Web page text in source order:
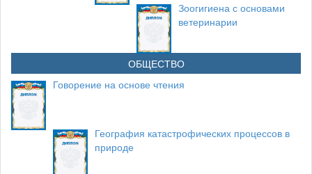
Зоогигиена с основами
ветеринарии
ОБЩЕСТВО
Говорение на основе чтения
География катастрофических процессов в
природе